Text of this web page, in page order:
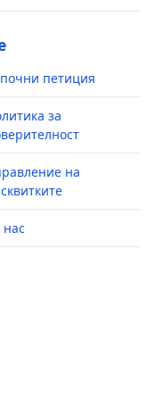
петиция
за
на
нас